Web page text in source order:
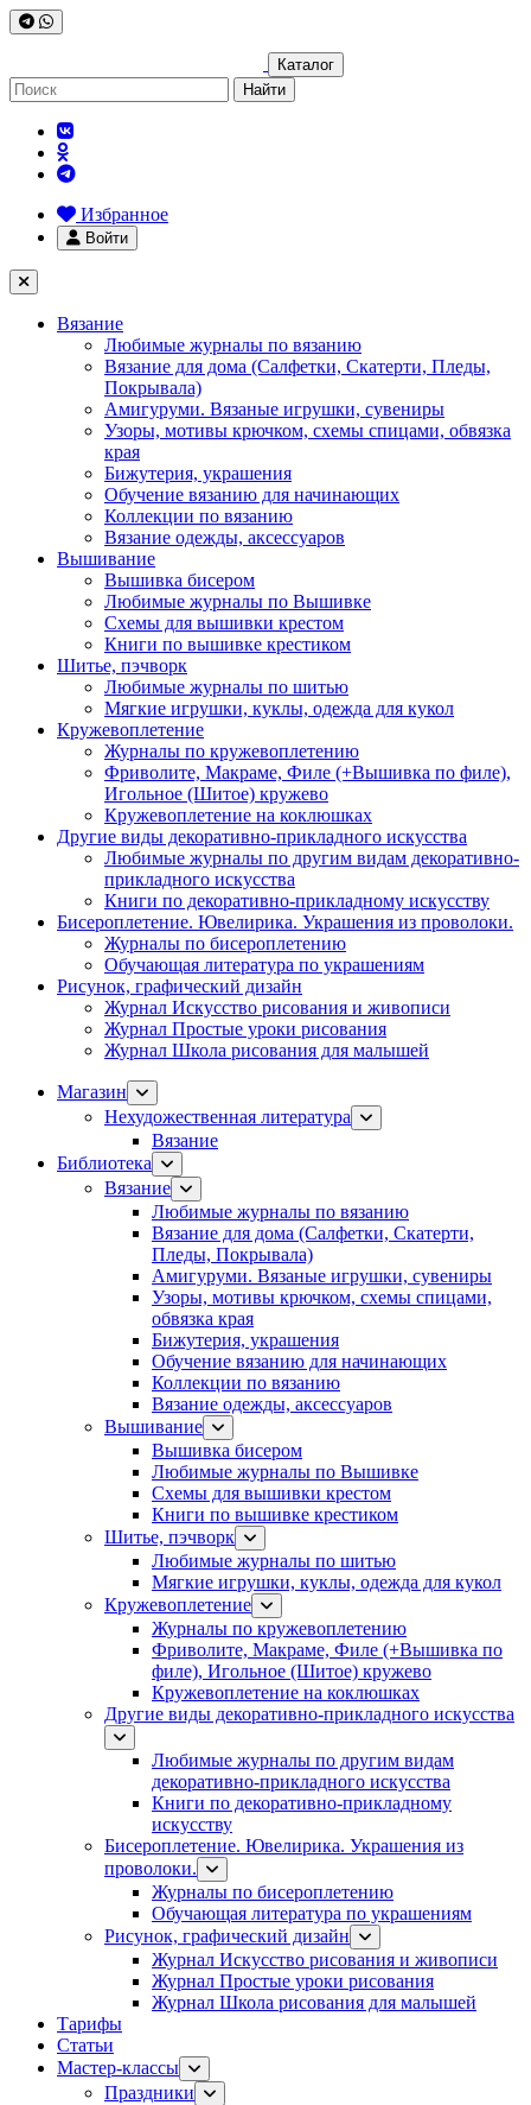
Каталог
Найти
Избранное
Войти
Вязание
Любимые журналы по вязанию
Вязание для дома (Салфетки, Скатерти, Пледы,
Покрывала)
Амигуруми. Вязаные игрушки, сувениры
Узоры, мотивы крючком, схемы спицами, обвязка
края
Бижутерия, украшения
Обучение вязанию для начинающих
Коллекции по вязанию
Вязание одежды, аксессуаров
Вышивание
Вышивка бисером
Любимые журналы по Вышивке
Схемы для вышивки крестом
Книги по вышивке крестиком
Шитье, пэчворк
Любимые журналы по шитью
Мягкие игрушки, куклы, одежда для кукол
Кружевоплетение
Журналы по кружевоплетению
Фриволите, Макраме, Филе (+Вышивка по филе),
Игольное (Шитое) кружево
Кружевоплетение на коклюшках
Другие виды декоративно-прикладного искусства
Любимые журналы по другим видам декоративно-
прикладного искусства
Книги по декоративно-прикладному искусству
Бисероплетение. Ювелирика. Украшения из проволоки.
Журналы по бисероплетению
Обучающая литература по украшениям
Рисунок, графический дизайн
Журнал Искусство рисования и живописи
Журнал Простые уроки рисования
Журнал Школа рисования для малышей
Магазин
Нехудожественная литература
Вязание
Библиотека
Вязание
Любимые журналы по вязанию
Вязание для дома (Салфетки, Скатерти,
Пледы, Покрывала)
Амигуруми. Вязаные игрушки, сувениры
Узоры, мотивы крючком, схемы спицами,
обвязка края
Бижутерия, украшения
Обучение вязанию для начинающих
Коллекции по вязанию
Вязание одежды, аксессуаров
Вышивание
Вышивка бисером
Любимые журналы по Вышивке
Схемы для вышивки крестом
Книги по вышивке крестиком
Шитье, пэчворк
Любимые журналы по шитью
Мягкие игрушки, куклы, одежда для кукол
Кружевоплетение
Журналы по кружевоплетению
Фриволите, Макраме, Филе (+Вышивка по
филе), Игольное (Шитое) кружево
Кружевоплетение на коклюшках
Другие виды декоративно-прикладного искусства
Любимые журналы по другим видам
декоративно-прикладного искусства
Книги по декоративно-прикладному
искусству
Бисероплетение. Ювелирика. Украшения из
проволоки.
Журналы по бисероплетению
Обучающая литература по украшениям
Рисунок, графический дизайн
Журнал Искусство рисования и живописи
Журнал Простые уроки рисования
Журнал Школа рисования для малышей
Тарифы
Статьи
Мастер-классы
Праздники